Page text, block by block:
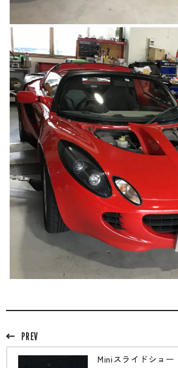
PREV
Miniスライドショー